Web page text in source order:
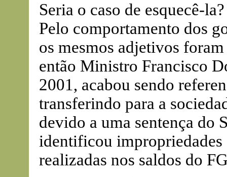
Seria o caso de esquecê-
Pelo comportamento dos
os mesmos adjetivos
então Ministro Francisco
2001, acabou sendo
transferindo para a
devido a uma sentença do
identificou impropriedades
realizadas nos saldos do